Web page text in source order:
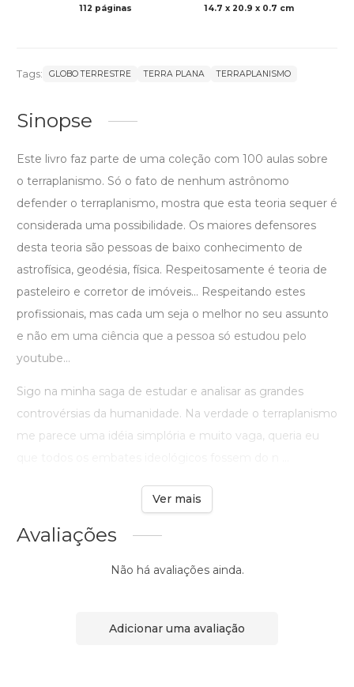
112 páginas 14.7 x 20.9 x 0.7 cm
Tags: GLOBO TERRESTRE TERRA PLANA TERRAPLANISMO
Sinopse
Este livro faz parte de uma coleção com 100 aulas sobre
o terraplanismo. Só o fato de nenhum astrônomo
defender o terraplanismo, mostra que esta teoria sequer é
considerada uma possibilidade. Os maiores defensores
desta teoria são pessoas de baixo conhecimento de
astrofísica, geodésia, física. Respeitosamente é teoria de
pasteleiro e corretor de imóveis... Respeitando estes
profissionais, mas cada um seja o melhor no seu assunto
e não em uma ciência que a pessoa só estudou pelo
youtube...
Sigo na minha saga de estudar e analisar as grandes
controvérsias da humanidade. Na verdade o terraplanismo
me parece uma idéia simplória e muito vaga, queria eu
Ver mais
Avaliações
Não há avaliações ainda.
Adicionar uma avaliação